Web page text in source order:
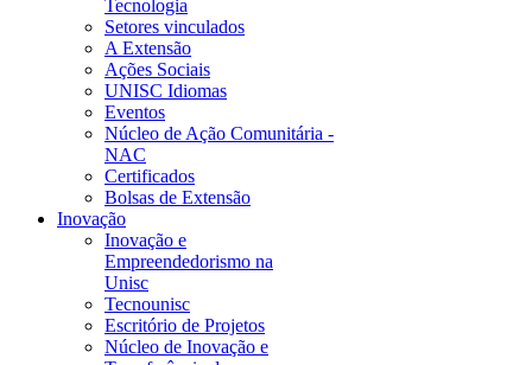
Tecnologia
Setores vinculados
A Extensão
Ações Sociais
UNISC Idiomas
Eventos
Núcleo de Ação Comunitária -
NAC
Certificados
Bolsas de Extensão
Inovação
Inovação e
Empreendedorismo na
Unisc
Tecnounisc
Escritório de Projetos
Núcleo de Inovação e